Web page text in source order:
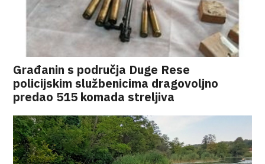
Građanin s područja Duge Rese
policijskim službenicima dragovoljno
predao 515 komada streljiva